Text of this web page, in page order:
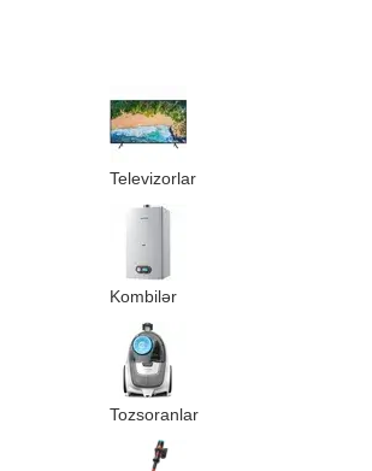
Televizorlar
Kombilər
Tozsoranlar